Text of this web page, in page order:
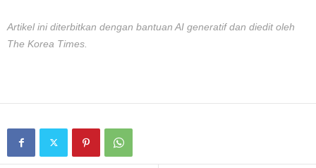
Artikel ini diterbitkan dengan bantuan AI generatif dan diedit oleh
The Korea Times.